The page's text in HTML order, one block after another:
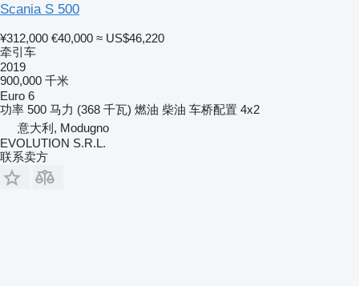
Scania S 500
¥312,000 €40,000 ≈ US$46,220
牵引车
2019
900,000 千米
Euro 6
功率 500 马力 (368 千瓦) 燃油 柴油 车桥配置 4x2
意大利, Modugno
EVOLUTION S.R.L.
联系卖方